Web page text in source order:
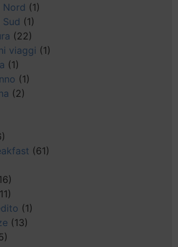
Nord (1)
(1)
(22)
viaggi (1)
(1)
(1)
(2)
(61)
(1)
(13)